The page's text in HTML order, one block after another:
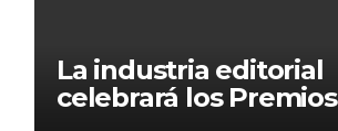
La industria editorial
celebrará los Premios
CANIEM 2025 el 12 de